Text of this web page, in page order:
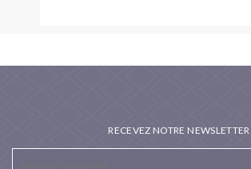
RECEVEZ NOTRE NEWSLETTER